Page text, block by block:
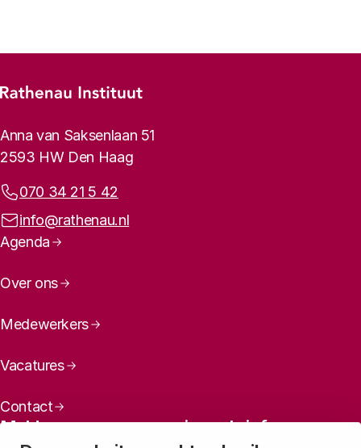
Footer-menu
Rathenau logo, naar de homepage
Contactinformatie
Anna van Saksenlaan 51
2593 HW Den Haag
Telefoonnummer:
070 34 21 5 42
E-mailadres:
info@rathenau.nl
Paginanavigatie
Agenda
Over ons
Medewerkers
Vacatures
Contact
Meld u aan voor onze nieuwsbrief